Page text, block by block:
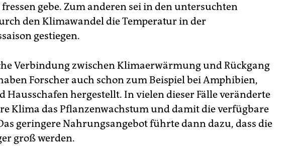
gebe. Zum anderen sei in den untersuchten
den Klimawandel die Temperatur in der
gestiegen.
Verbindung zwischen Klimaerwärmung und Rückgang
Forscher auch schon zum Beispiel bei Amphibien,
Hausschafen hergestellt. In vielen dieser Fälle veränderte
Klima das Pflanzenwachstum und damit die verfügbare
geringere Nahrungsangebot führte dann dazu, dass die
groß werden.